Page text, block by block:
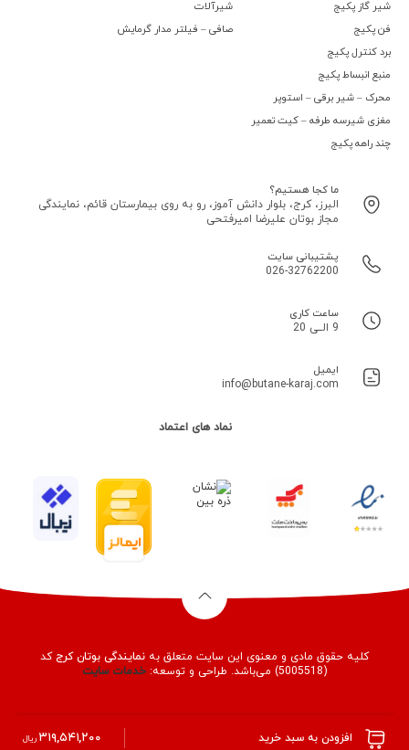
افزودن به سبد خرید ۳۱۹,۵۴۱,۲۰۰ ریال
شیر گاز پکیج
فن پکیج
برد کنترل پکیج
منبع انبساط پکیج
محرک – شیر برقی – استوپر
مغزی شیرسه طرفه – کیت تعمیر
چند راهه پکیج
شیرآلات
صافی – فیلتر مدار گرمایش
ما کجا هستیم؟
البرز، کرج، بلوار دانش آموز، رو به روی بیمارستان قائم، نمایندگی
مجاز بوتان علیرضا امیرفتحی
پشتیبانی سایت
026-32762200
ساعت کاری
9 الــی 20
ایمیل
info@butane-karaj.com
نماد های اعتماد
کلیه حقوق مادی و معنوی این سایت متعلق به نمایندگی بوتان کرجکد
(5005518) می‌باشد. طراحی و توسعه:
خدماتسایت